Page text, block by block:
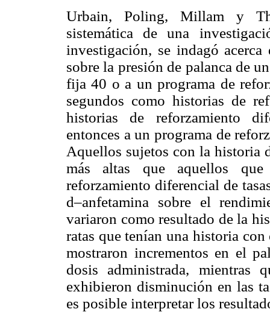
Urbain, Poling, Millam y
sistemática de una
investigación, se indagó
sobre la presión de palanca de
fija 40 o a un programa de
segundos como historias de
historias de reforzamiento
entonces a un programa de
Aquellos sujetos con la historia
más altas que aquellos
reforzamiento diferencial de
d–anfetamina sobre el
variaron como resultado de la
ratas que tenían una historia
mostraron incrementos en el
dosis administrada, mientras
exhibieron disminución en las
es posible interpretar los